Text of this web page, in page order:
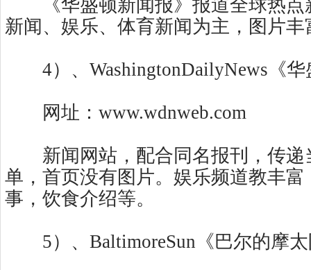
《华盛顿新闻报》报道全球热点
新闻、娱乐、体育新闻为主，图片丰
4）、WashingtonDailyNews《华
网址：www.wdnweb.com
新闻网站，配合同名报刊，传递
单，首页没有图片。娱乐频道教丰
事，饮食介绍等。
5）、BaltimoreSun《巴尔的摩太